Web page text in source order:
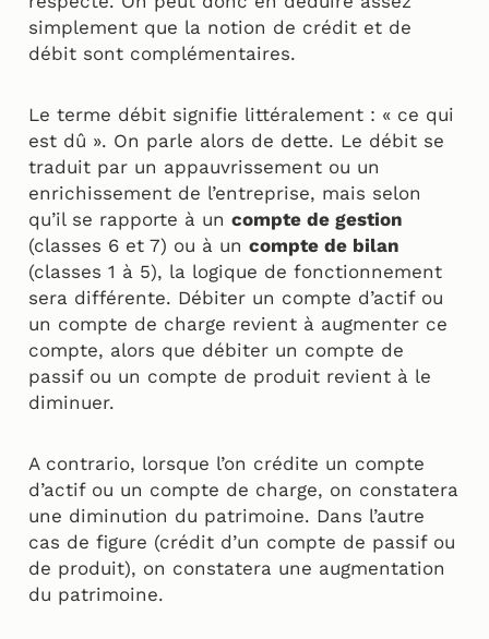
simplement que la notion de crédit et de
débit sont complémentaires.
Le terme débit signifie littéralement : « ce qui
est dû ». On parle alors de dette. Le débit se
traduit par un appauvrissement ou un
enrichissement de l’entreprise, mais selon
qu’il se rapporte à un compte de gestion
(classes 6 et 7) ou à un compte de bilan
(classes 1 à 5), la logique de fonctionnement
sera différente. Débiter un compte d’actif ou
un compte de charge revient à augmenter ce
compte, alors que débiter un compte de
passif ou un compte de produit revient à le
diminuer.
A contrario, lorsque l’on crédite un compte
d’actif ou un compte de charge, on constatera
une diminution du patrimoine. Dans l’autre
cas de figure (crédit d’un compte de passif ou
de produit), on constatera une augmentation
du patrimoine.